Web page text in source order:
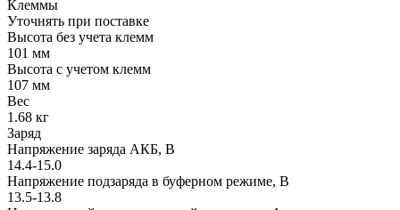
Клеммы
Уточнять при поставке
Высота без учета клемм
101 мм
Высота с учетом клемм
107 мм
Вес
1.68 кг
Заряд
Напряжение заряда АКБ, В
14.4-15.0
Напряжение подзаряда в буферном режиме, В
13.5-13.8